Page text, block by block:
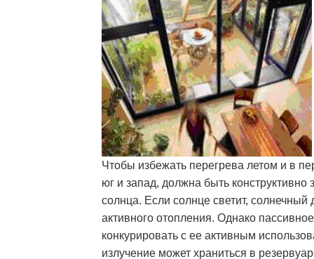
Чтобы избежать перегрева летом и в
юг и запад, должна быть
солнца. Если солнце светит,
активного отопления. Однако
конкурировать с ее активным
излучение может храниться в